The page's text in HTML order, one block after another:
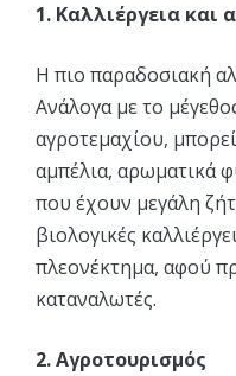
1. Καλλιέργεια και
Η πιο παραδοσιακή
Ανάλογα με το
αγροτεμαχίου,
αμπέλια, αρωματικά
που έχουν μεγάλη
βιολογικές
πλεονέκτημα, αφού
καταναλωτές.
2. Αγροτουρισμός